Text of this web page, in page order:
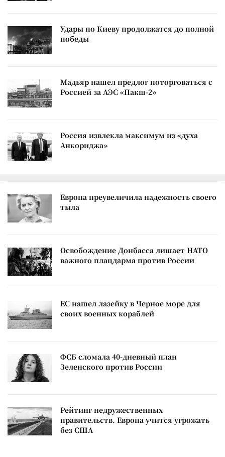
Удары по Киеву продолжатся до полной
победы
Мадьяр нашел предлог поторговаться с
Россией за АЭС «Пакш-2»
Россия извлекла максимум из «духа
Анкориджа»
Европа преувеличила надежность своего
тыла
Освобождение Донбасса лишает НАТО
важного плацдарма против России
ЕС нашел лазейку в Черное море для
своих военных кораблей
ФСБ сломала 40-дневный план
Зеленского против России
Рейтинг недружественных
правительств. Европа учится угрожать
без США